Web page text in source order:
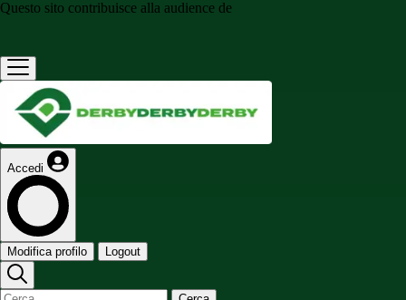
Questo sito contribuisce alla audience de
Accedi
Modifica profilo Logout